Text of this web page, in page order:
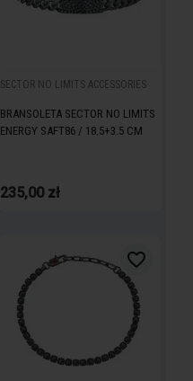
SECTOR NO LIMITS ACCESSORIES
BRANSOLETA SECTOR NO LIMITS
ENERGY SAFT86 / 18.5+3.5 CM
235,00 zł
favorite_border